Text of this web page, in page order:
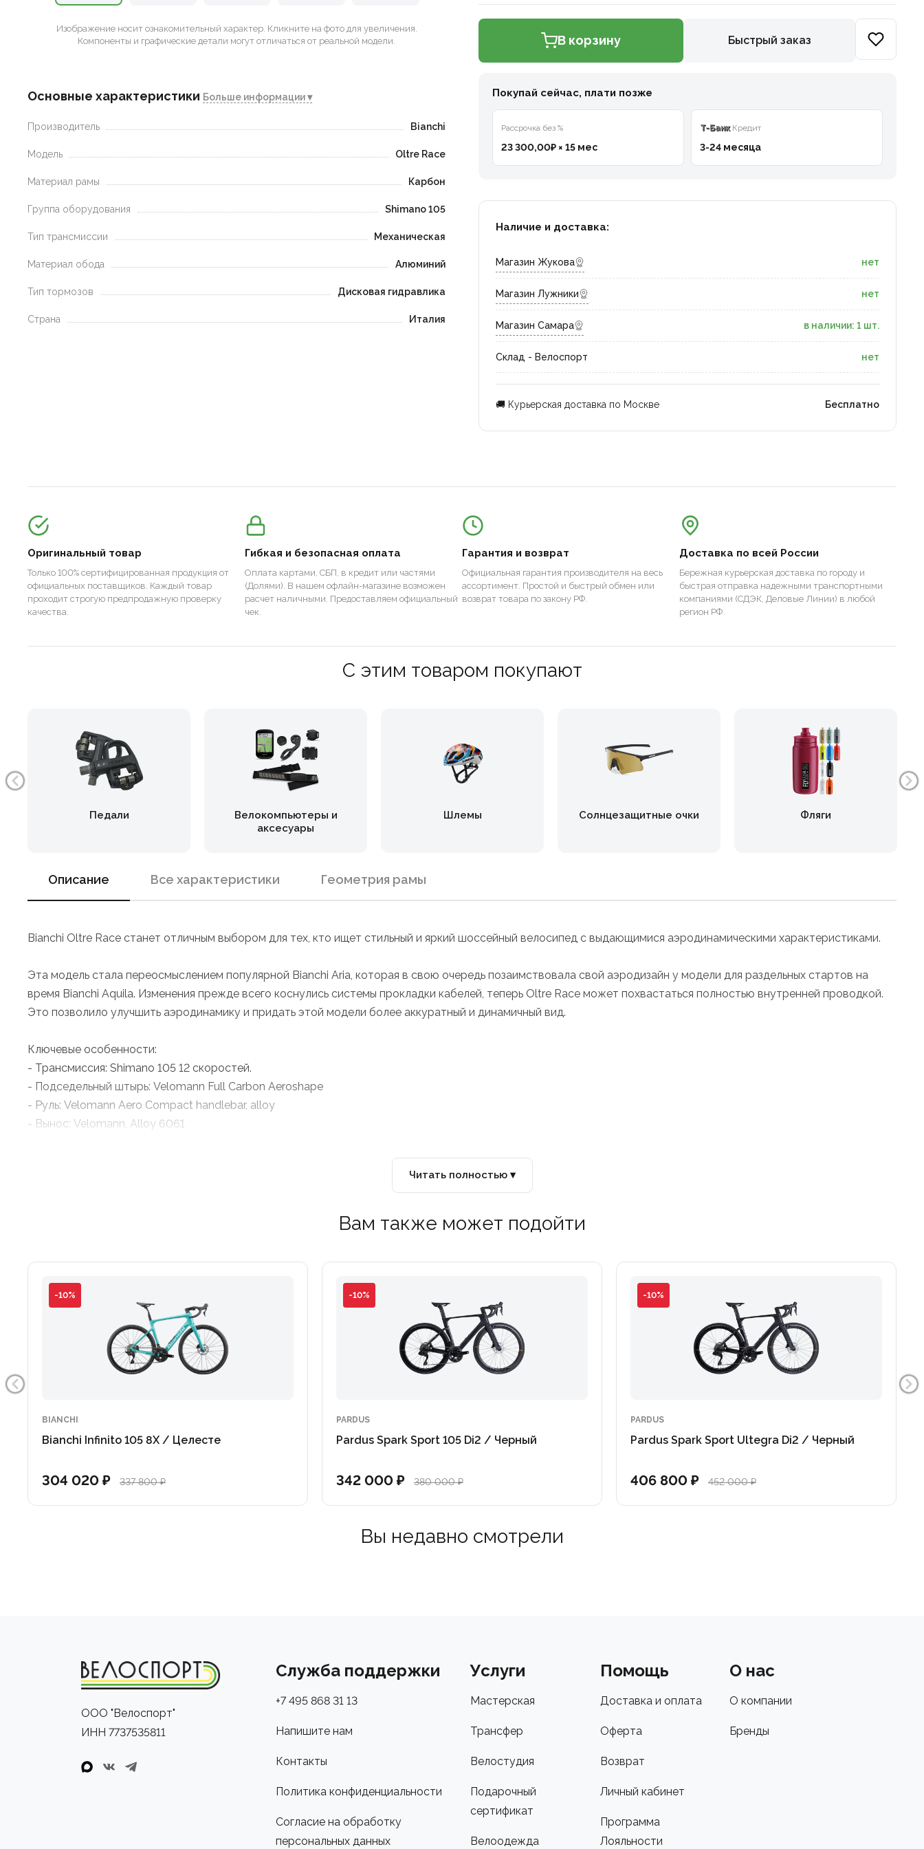
Изображение носит ознакомительный характер. Кликните на фото для увеличения.
Компоненты и графические детали могут отличаться от реальной модели.
Основные характеристики Больше информации ▾
Производитель Bianchi
Модель Oltre Race
Материал рамы Карбон
Группа оборудования Shimano 105
Тип трансмиссии Механическая
Материал обода Алюминий
Тип тормозов Дисковая гидравлика
Страна Италия
В корзину Быстрый заказ
Покупай сейчас, плати позже
Рассрочка без %
23 300,00₽ × 15 мес
T-БанкКредит
3-24 месяца
Наличие и доставка:
Магазин Жукова нет
Магазин Лужники нет
Магазин Самара в наличии: 1 шт.
Склад - Велоспорт нет
🚚 Курьерская доставка по Москве Бесплатно
Оригинальный товар
Только 100% сертифицированная продукция от
официальных поставщиков. Каждый товар
проходит строгую предпродажную проверку
качества.
Гибкая и безопасная оплата
Оплата картами, СБП, в кредит или частями
(Долями). В нашем офлайн-магазине возможен
расчет наличными. Предоставляем официальный
чек.
Гарантия и возврат
Официальная гарантия производителя на весь
ассортимент. Простой и быстрый обмен или
возврат товара по закону РФ.
Доставка по всей России
Бережная курьерская доставка по городу и
быстрая отправка надежными транспортными
компаниями (СДЭК, Деловые Линии) в любой
регион РФ.
С этим товаром покупают
Педали
Велокомпьютеры и
аксесуары
Шлемы Солнцезащитные очки Фляги
Описание Все характеристики Геометрия рамы
Bianchi Oltre Race станет отличным выбором для тех, кто ищет стильный и яркий шоссейный велосипед с выдающимися аэродинамическими характеристиками.
Эта модель стала переосмыслением популярной Bianchi Aria, которая в свою очередь позаимствовала свой аэродизайн у модели для раздельных стартов на
время Bianchi Aquila. Изменения прежде всего коснулись системы прокладки кабелей, теперь Oltre Race может похвастаться полностью внутренней проводкой.
Это позволило улучшить аэродинамику и придать этой модели более аккуратный и динамичный вид.
Ключевые особенности:
- Трансмиссия: Shimano 105 12 скоростей.
- Подседельный штырь: Velomann Full Carbon Aeroshape
- Руль: Velomann Aero Compact handlebar, alloy
- Вынос: Velomann, Alloy 6061
Читать полностью ▾
Вам также может подойти
-10%
BIANCHI
Bianchi Infinito 105 8X / Целесте
304 020 ₽ 337 800 ₽
-10%
PARDUS
Pardus Spark Sport 105 Di2 / Черный
342 000 ₽ 380 000 ₽
-10%
PARDUS
Pardus Spark Sport Ultegra Di2 / Черный
406 800 ₽ 452 000 ₽
Вы недавно смотрели
ООО "Велоспорт"
ИНН 7737535811
Служба поддержки
+7 495 868 31 13
Напишите нам
Контакты
Политика конфиденциальности
Согласие на обработку
персональных данных
Услуги
Мастерская
Трансфер
Велостудия
Подарочный
сертификат
Велоодежда
Помощь
Доставка и оплата
Оферта
Возврат
Личный кабинет
Программа
Лояльности
О нас
О компании
Бренды